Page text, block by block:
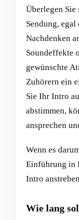
Überlegen
Sendung,
Nachdenken
Soundeffekte
gewünschte
Zuhörern ein
Sie Ihr Intro
abstimmen,
ansprechen
Wenn es
Einführung in
Intro
Wie lang